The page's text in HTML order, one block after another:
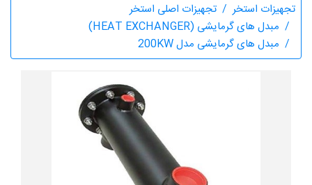
تجهیزات استخر
تجهیزات اصلی استخر
مبدل های گرمایشی (HEAT EXCHANGER)
مبدل های گرمایشی مدل 200KW